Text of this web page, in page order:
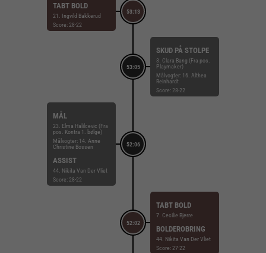
53:13
TABT BOLD
21. Ingvild Bakkerud
Score: 28-22
53:05
SKUD PÅ STOLPE
3. Clara Bang (Fra pos.
Playmaker)
Målvogter: 16. Althea
Reinhardt
Score: 28-22
52:06
MÅL
23. Elma Halilcevic (Fra
pos. Kontra 1. bølge)
Målvogter: 14. Anne
Christine Bossen
ASSIST
44. Nikita Van Der Vliet
Score: 28-22
52:02
TABT BOLD
7. Cecilie Bjerre
BOLDEROBRING
44. Nikita Van Der Vliet
Score: 27-22